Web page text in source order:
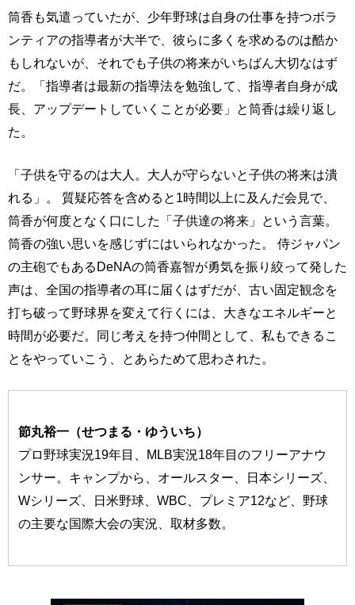
筒香も気遣っていたが、少年野球は自身の仕事を持つボラ
ンティアの指導者が大半で、彼らに多くを求めるのは酷か
もしれないが、それでも子供の将来がいちばん大切なはず
だ。「指導者は最新の指導法を勉強して、指導者自身が成
長、アップデートしていくことが必要」と筒香は繰り返し
た。
「子供を守るのは大人。大人が守らないと子供の将来は潰
れる」。 質疑応答を含めると1時間以上に及んだ会見で、
筒香が何度となく口にした「子供達の将来」という言葉。
筒香の強い思いを感じずにはいられなかった。 侍ジャパン
の主砲でもあるDeNAの筒香嘉智が勇気を振り絞って発した
声は、全国の指導者の耳に届くはずだが、古い固定観念を
打ち破って野球界を変えて行くには、大きなエネルギーと
時間が必要だ。同じ考えを持つ仲間として、私もできるこ
とをやっていこう、とあらためて思わされた。
節丸裕一（せつまる・ゆういち）
プロ野球実況19年目、MLB実況18年目のフリーアナウ
ンサー。キャンプから、オールスター、日本シリーズ、
Wシリーズ、日米野球、WBC、プレミア12など、野球
の主要な国際大会の実況、取材多数。